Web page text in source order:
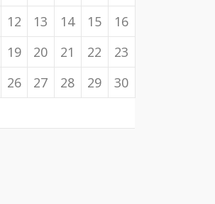
12 13 14 15
16
19 20 21 22
23
26 27 28 29
30